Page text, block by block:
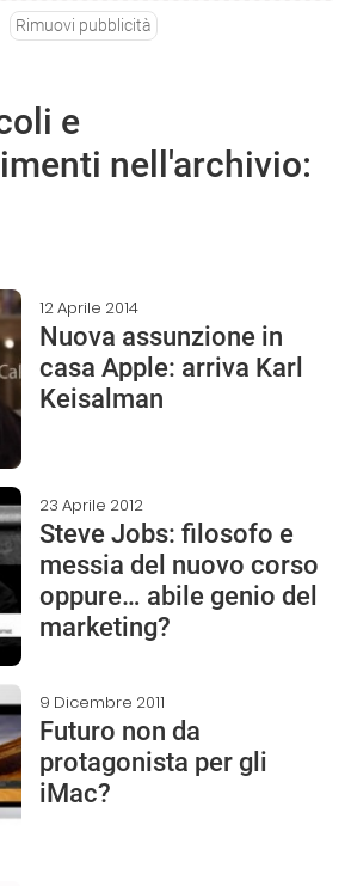
Rimuovi pubblicità
e
nell'archivio:
12 Aprile 2014
Nuova assunzione in
casa Apple: arriva Karl
Keisalman
23 Aprile 2012
Steve Jobs: filosofo e
messia del nuovo corso
oppure… abile genio del
marketing?
9 Dicembre 2011
Futuro non da
protagonista per gli
iMac?